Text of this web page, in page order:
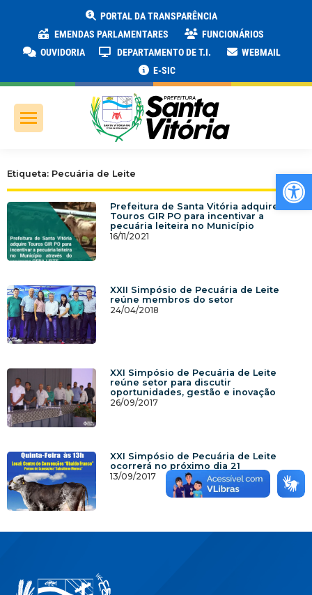
PORTAL DA TRANSPARÊNCIA
EMENDAS PARLAMENTARES
FUNCIONÁRIOS
OUVIDORIA
DEPARTAMENTO DE T.I.
WEBMAIL
E-SIC
Etiqueta: Pecuária de Leite
Prefeitura de Santa Vitória adquire
Touros GIR PO para incentivar a
pecuária leiteira no Município
16/11/2021
XXII Simpósio de Pecuária de Leite
reúne membros do setor
24/04/2018
XXI Simpósio de Pecuária de Leite
reúne setor para discutir
oportunidades, gestão e inovação
26/09/2017
XXI Simpósio de Pecuária de Leite
ocorrerá no próximo dia 21
13/09/2017